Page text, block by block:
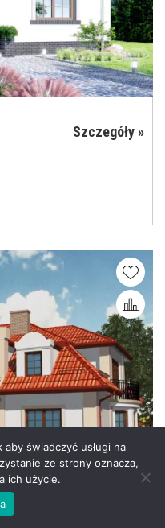
Szczegóły »
świadczyć usługi na
ze strony oznacza,
ich użycie.